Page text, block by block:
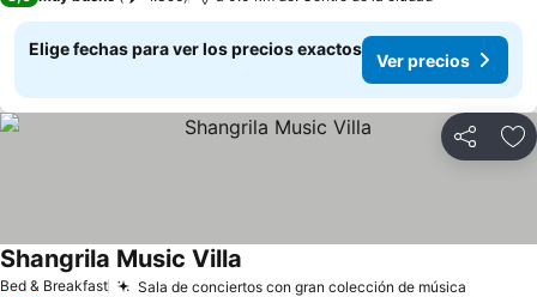
Elige fechas para ver los precios exactos
Ver precios
Compartir
Bed & Breakfast Sala de conciertos con gran colección de música
Shangrila Music Villa